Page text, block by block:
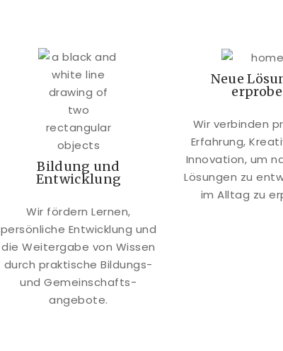
Bildung und
Entwicklung
Wir fördern Lernen,
persönliche Entwicklung und
die Weitergabe von Wissen
durch praktische Bildungs-
und Gemeinschafts-
angebote.
Neue
Wir verbinden
Erfahrung,
Innovation, um
Lösungen zu
im Alltag zu